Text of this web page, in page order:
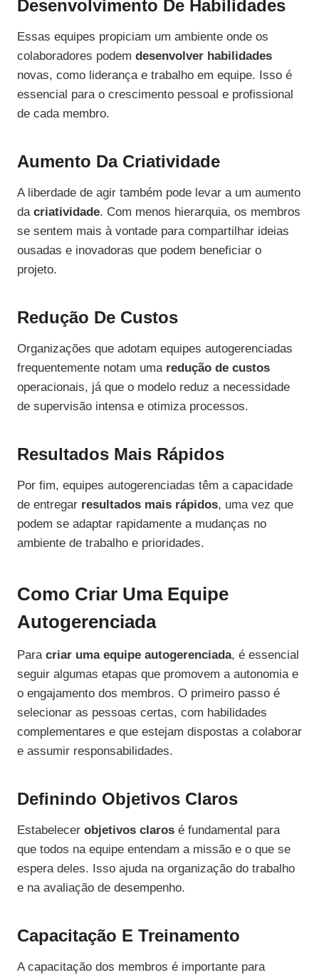
Desenvolvimento De Habilidades
Essas equipes propiciam um ambiente onde os
colaboradores podem desenvolver habilidades
novas, como liderança e trabalho em equipe. Isso é
essencial para o crescimento pessoal e profissional
de cada membro.
Aumento Da Criatividade
A liberdade de agir também pode levar a um aumento
da criatividade. Com menos hierarquia, os membros
se sentem mais à vontade para compartilhar ideias
ousadas e inovadoras que podem beneficiar o
projeto.
Redução De Custos
Organizações que adotam equipes autogerenciadas
frequentemente notam uma redução de custos
operacionais, já que o modelo reduz a necessidade
de supervisão intensa e otimiza processos.
Resultados Mais Rápidos
Por fim, equipes autogerenciadas têm a capacidade
de entregar resultados mais rápidos, uma vez que
podem se adaptar rapidamente a mudanças no
ambiente de trabalho e prioridades.
Como Criar Uma Equipe
Autogerenciada
Para criar uma equipe autogerenciada, é essencial
seguir algumas etapas que promovem a autonomia e
o engajamento dos membros. O primeiro passo é
selecionar as pessoas certas, com habilidades
complementares e que estejam dispostas a colaborar
e assumir responsabilidades.
Definindo Objetivos Claros
Estabelecer objetivos claros é fundamental para
que todos na equipe entendam a missão e o que se
espera deles. Isso ajuda na organização do trabalho
e na avaliação de desempenho.
Capacitação E Treinamento
A capacitação dos membros é importante para